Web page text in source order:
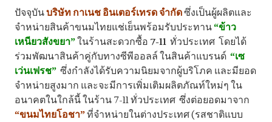
ปัจจุบันบริษัท กาเนช อินเตอร์เทรด จำกัดซึ่งเป็นผู้ผลิตและ
จำหน่ายสินค้าขนมไทยแช่เย็นพร้อมรับประทาน“ข้าว
เหนียวสังขยา”ในร้านสะดวกซื้อ 7-11 ทั่วประเทศ โดยได้
ร่วมพัฒนาสินค้าคู่กับทางซีพีออลล์ ในสินค้าแบรนด์ “เซ
เว่นเฟรช” ซึ่งกำลังได้รับความนิยมจากผู้บริโภค และมียอด
จำหน่ายสูงมาก และจะมีการเพิ่มเติมผลิตภัณท์ใหม่ๆ ใน
อนาคตในใกล้นี้ ในร้าน 7-11 ทั่วประเทศ ซึ่งต่อยอดมาจาก
“ขนมไทยโอชา”ที่จำหน่ายในต่างประเทศ (รสชาติแบบ